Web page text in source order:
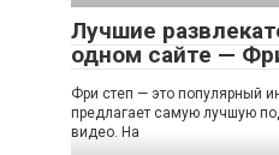
Лучшие
одном сайте —
Фри степ — это популярный
предлагает самую лучшую
видео. На